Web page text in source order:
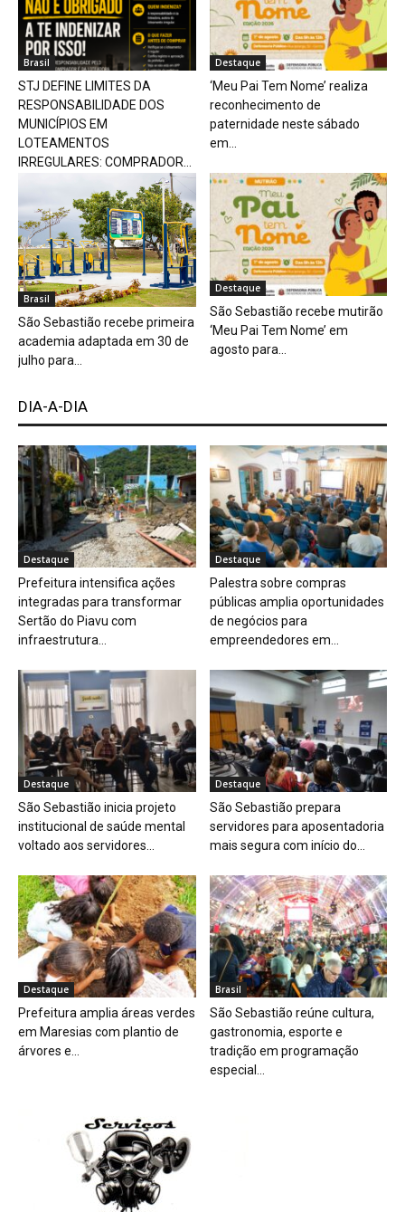
Brasil
STJ DEFINE LIMITES DA
RESPONSABILIDADE DOS
MUNICÍPIOS EM
LOTEAMENTOS
IRREGULARES: COMPRADOR...
Destaque
‘Meu Pai Tem Nome’ realiza
reconhecimento de
paternidade neste sábado
em...
Brasil
São Sebastião recebe primeira
academia adaptada em 30 de
julho para...
Destaque
São Sebastião recebe mutirão
‘Meu Pai Tem Nome’ em
agosto para...
DIA-A-DIA
Destaque
Prefeitura intensifica ações
integradas para transformar
Sertão do Piavu com
infraestrutura...
Destaque
Palestra sobre compras
públicas amplia oportunidades
de negócios para
empreendedores em...
Destaque
São Sebastião inicia projeto
institucional de saúde mental
voltado aos servidores...
Destaque
São Sebastião prepara
servidores para aposentadoria
mais segura com início do...
Destaque
Prefeitura amplia áreas verdes
em Maresias com plantio de
árvores e...
Brasil
São Sebastião reúne cultura,
gastronomia, esporte e
tradição em programação
especial...